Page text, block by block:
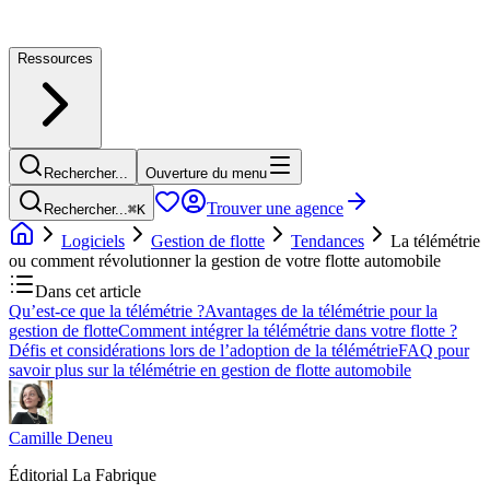
Ressources
Rechercher... Ouverture du menu
Rechercher...⌘K
Trouver une agence
Logiciels
Gestion de flotte Tendances
La télémétrie
ou comment révolutionner la gestion de votre flotte automobile
Dans cet article
Qu’est-ce que la télémétrie ?Avantages de la télémétrie pour la
gestion de flotteComment intégrer la télémétrie dans votre flotte ?
Défis et considérations lors de l’adoption de la télémétrieFAQ pour
savoir plus sur la télémétrie en gestion de flotte automobile
Camille Deneu
Éditorial La Fabrique